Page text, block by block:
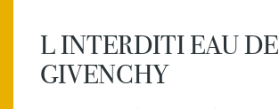
L INTERDITI EAU DE
GIVENCHY